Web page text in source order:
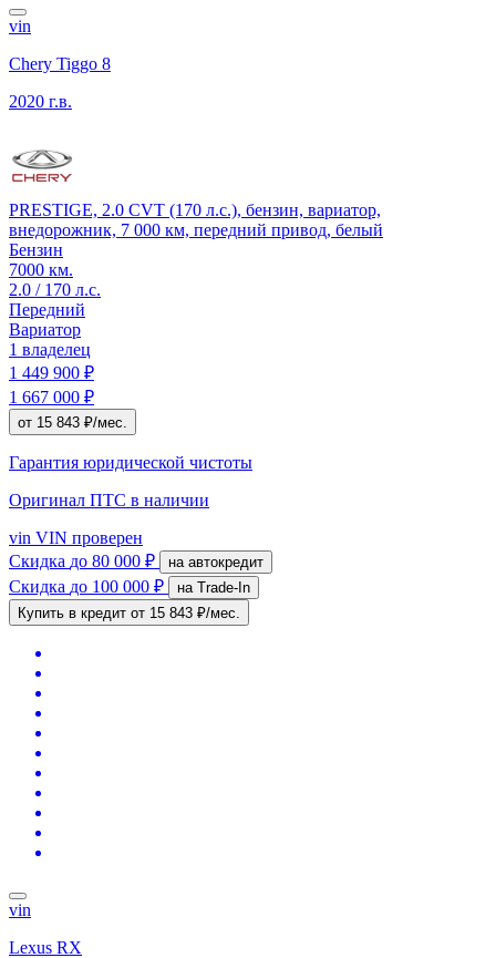
vin
Chery Tiggo 8
2020 г.в.
PRESTIGE, 2.0 CVT (170 л.с.), бензин, вариатор,
внедорожник, 7 000 км, передний привод, белый
Бензин
7000 км.
2.0 / 170 л.с.
Передний
Вариатор
1 владелец
1 449 900 ₽
1 667 000 ₽
от 15 843 ₽/мес.
Гарантия юридической чистоты
Оригинал ПТС в наличии
vin VIN проверен
Скидка до 80 000 ₽ на автокредит
Скидка до 100 000 ₽
на Trade-In
Купить в кредит от 15 843 ₽/мес.
vin
Lexus RX